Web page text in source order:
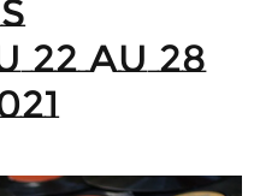
22 au 28